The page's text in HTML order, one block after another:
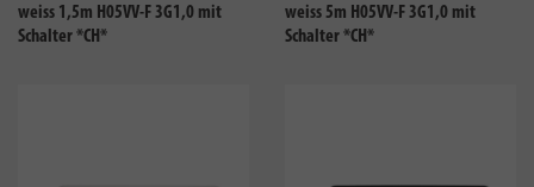
weiss 1,5m H05VV-F 3G1,0 mit
Schalter *CH*
weiss 5m H05VV-F 3G1,0 mit
Schalter *CH*